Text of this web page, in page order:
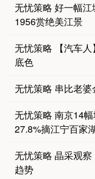
无忧策略 好一幅
1956赏绝美江景
无忧策略 【汽车人
底色
无忧策略 串比老婆
无忧策略 南京14
27.8%摘江宁百家
无忧策略 晶采观察
趋势